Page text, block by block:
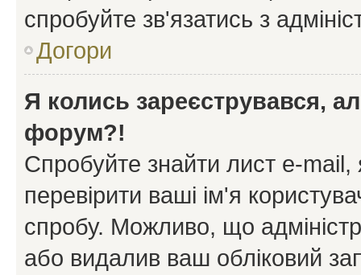
спробуйте зв'язатись з
Догори
Я колись зареєструвався,
форум?!
Спробуйте знайти лист e-mail,
перевірити ваші ім'я
спробу. Можливо, що
або видалив ваш обліковий